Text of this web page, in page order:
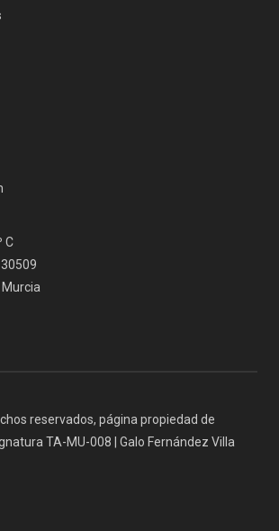
C
Murcia
reservados, página propiedad de
TA-MU-008 | Galo Fernández Villa